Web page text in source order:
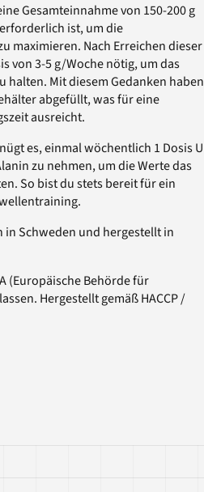
Gesamteinnahme von 150-200 g
ist, um die
maximieren. Nach Erreichen dieser
von 3-5 g/Woche nötig, um das
halten. Mit diesem Gedanken haben
abgefüllt, was für eine
ausreicht.
es, einmal wöchentlich 1 Dosis U
zu nehmen, um die Werte das
So bist du stets bereit für ein
Schweden und hergestellt in
(Europäische Behörde für
Hergestellt gemäß HACCP /